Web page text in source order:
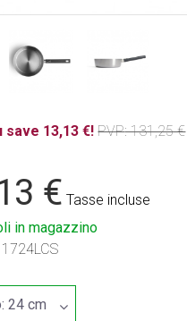
save 13,13 €! PVP: 131,25 €
€ Tasse incluse
in magazzino
1724LCS